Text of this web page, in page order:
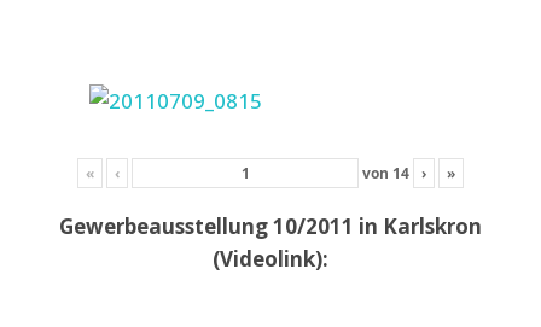
« ‹ von 14 › »
Gewerbeausstellung 10/2011 in Karlskron
(Videolink):